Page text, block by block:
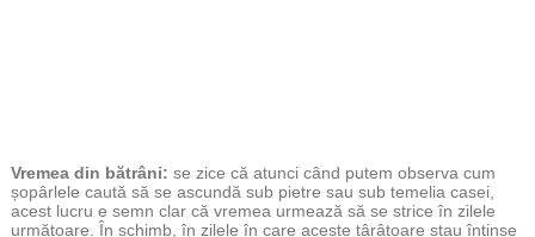
Vremea din bătrâni: se zice că atunci când putem observa cum
șopârlele caută să se ascundă sub pietre sau sub temelia casei,
acest lucru e semn clar că vremea urmează să se strice în zilele
următoare. În schimb, în zilele în care aceste târâtoare stau întinse